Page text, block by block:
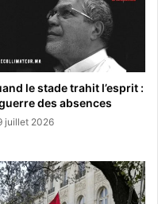
le stade trahit l’esprit :
des absences
juillet 2026